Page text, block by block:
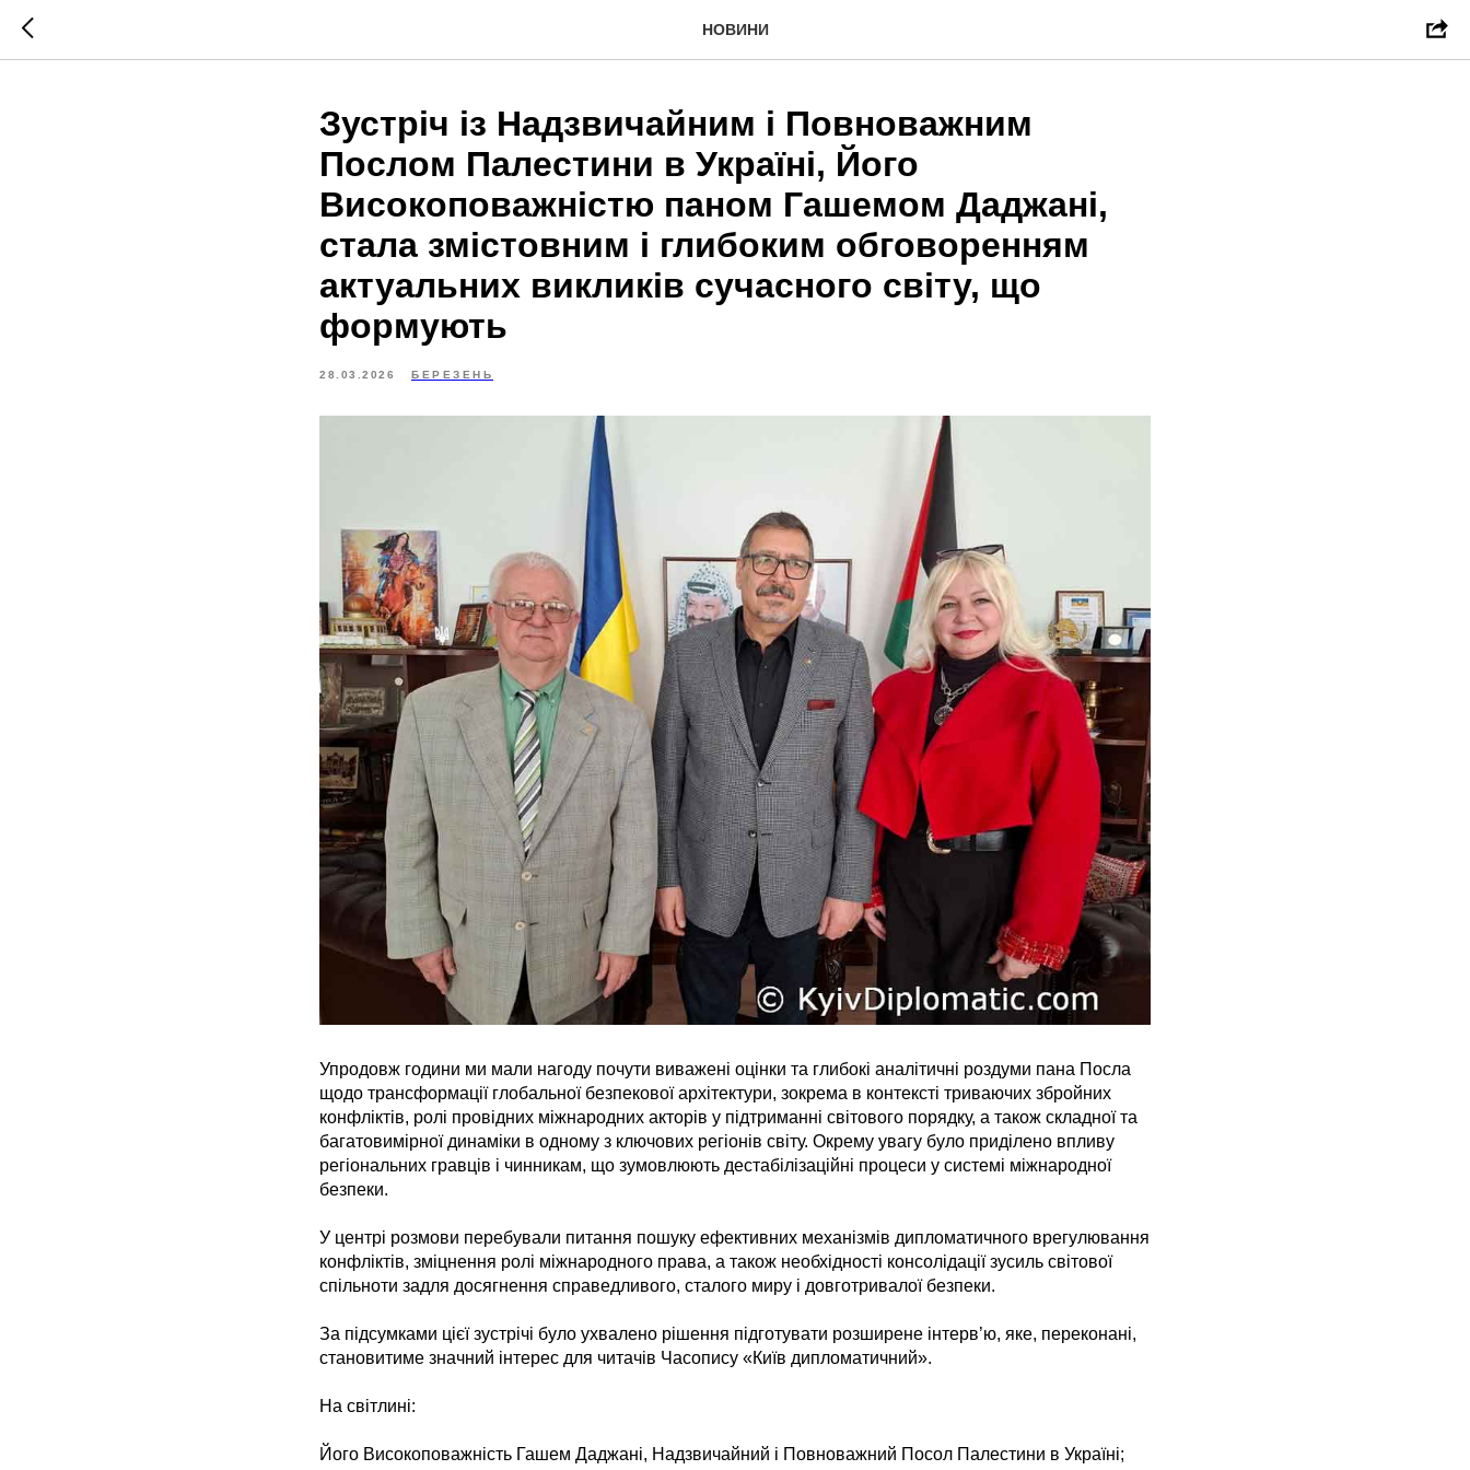
НОВИНИ
Зустріч із Надзвичайним і Повноважним
Послом Палестини в Україні, Його
Високоповажністю паном Гашемом Даджані,
стала змістовним і глибоким обговоренням
актуальних викликів сучасного світу, що
формують
28.03.2026 БЕРЕЗЕНЬ
Упродовж години ми мали нагоду почути виважені оцінки та глибокі аналітичні роздуми пана Посла
щодо трансформації глобальної безпекової архітектури, зокрема в контексті триваючих збройних
конфліктів, ролі провідних міжнародних акторів у підтриманні світового порядку, а також складної та
багатовимірної динаміки в одному з ключових регіонів світу. Окрему увагу було приділено впливу
регіональних гравців і чинникам, що зумовлюють дестабілізаційні процеси у системі міжнародної
безпеки.
У центрі розмови перебували питання пошуку ефективних механізмів дипломатичного врегулювання
конфліктів, зміцнення ролі міжнародного права, а також необхідності консолідації зусиль світової
спільноти задля досягнення справедливого, сталого миру і довготривалої безпеки.
За підсумками цієї зустрічі було ухвалено рішення підготувати розширене інтерв’ю, яке, переконані,
становитиме значний інтерес для читачів Часопису «Київ дипломатичний».
На світлині:
Його Високоповажність Гашем Даджані, Надзвичайний і Повноважний Посол Палестини в Україні;